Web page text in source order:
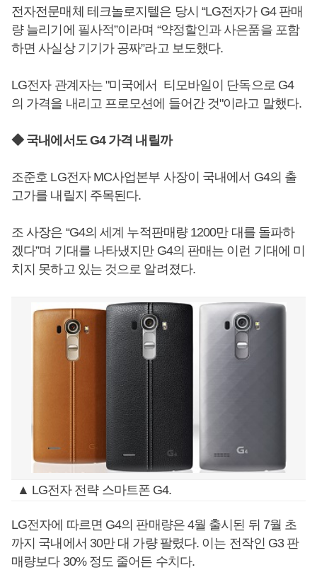
전자전문매체 테크놀로지텔은 당시 “LG전자가 G4 판매
량 늘리기에 필사적”이라며 “약정할인과 사은품을 포함
하면 사실상 기기가 공짜”라고 보도했다.
LG전자 관계자는 "미국에서 티모바일이 단독으로 G4
의 가격을 내리고 프로모션에 들어간 것"이라고 말했다.
◆ 국내에서도 G4 가격 내릴까
조준호 LG전자 MC사업본부 사장이 국내에서 G4의 출
고가를 내릴지 주목된다.
조 사장은 “G4의 세계 누적판매량 1200만 대를 돌파하
겠다”며 기대를 나타냈지만 G4의 판매는 이런 기대에 미
치지 못하고 있는 것으로 알려졌다.
▲ LG전자 전략 스마트폰 G4.
LG전자에 따르면 G4의 판매량은 4월 출시된 뒤 7월 초
까지 국내에서 30만 대 가량 팔렸다. 이는 전작인 G3 판
매량보다 30% 정도 줄어든 수치다.